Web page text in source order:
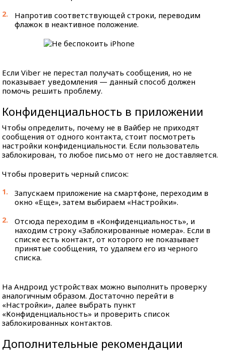
Напротив соответствующей строки, переводим
флажок в неактивное положение.
Если Viber не перестал получать сообщения, но не
показывает уведомления — данный способ должен
помочь решить проблему.
Конфиденциальность в приложении
Чтобы определить, почему не в Вайбер не приходят
сообщения от одного контакта, стоит посмотреть
настройки конфиденциальности. Если пользователь
заблокирован, то любое письмо от него не доставляется.
Чтобы проверить черный список:
Запускаем приложение на смартфоне, переходим в
окно «Еще», затем выбираем «Настройки».
Отсюда переходим в «Конфиденциальность», и
находим строку «Заблокированные номера». Если в
списке есть контакт, от которого не показывает
принятые сообщения, то удаляем его из черного
списка.
На Андроид устройствах можно выполнить проверку
аналогичным образом. Достаточно перейти в
«Настройки», далее выбрать пункт
«Конфиденциальность» и проверить список
заблокированных контактов.
Дополнительные рекомендации